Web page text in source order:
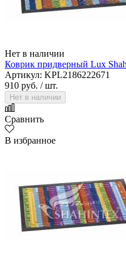
Нет в наличии
Коврик придверный Lux
Артикул: KPL2186222671
910 руб. / шт.
Нет в наличии
Сравнить
В избранное